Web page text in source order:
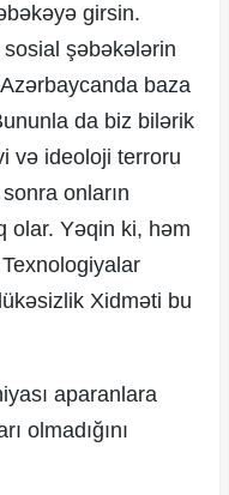
girsin.
şəbəkələrin
Azərbaycanda baza
da biz bilərik
və ideoloji terroru
onların
olar. Yəqin ki, həm
Xidməti bu
aparanlara
olmadığını